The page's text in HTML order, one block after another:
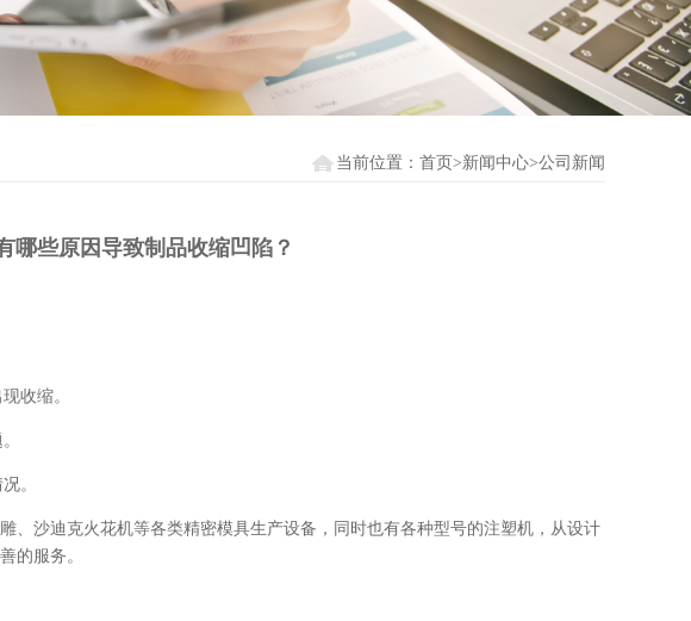
当前位置：首页>新闻中心>公司新闻
哪些原因导致制品收缩凹陷？
收缩。
。
、沙迪克火花机等各类精密模具生产设备，同时也有各种型号的注塑机，从设计
的服务。